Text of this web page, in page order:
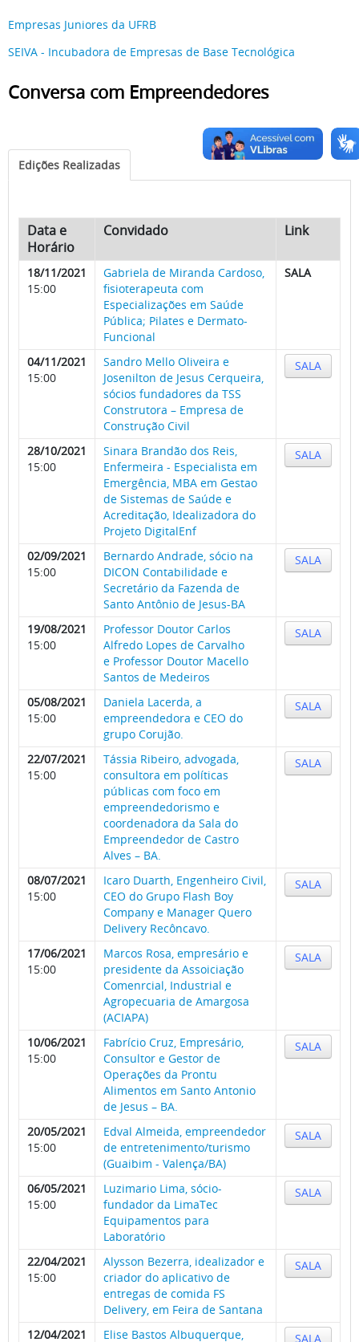
Empresas Juniores da UFRB
SEIVA - Incubadora de Empresas de Base Tecnológica
Conversa com Empreendedores
Edições Realizadas
Data e
Horário
Convidado Link
18/11/2021
15:00
Gabriela de Miranda Cardoso,
fisioterapeuta com
Especializações em Saúde
Pública; Pilates e Dermato-
Funcional
SALA
04/11/2021
15:00
Sandro Mello Oliveira e
Josenilton de Jesus Cerqueira,
sócios fundadores da TSS
Construtora – Empresa de
Construção Civil
SALA
28/10/2021
15:00
Sinara Brandão dos Reis,
Enfermeira - Especialista em
Emergência, MBA em Gestao
de Sistemas de Saúde e
Acreditação, Idealizadora do
Projeto DigitalEnf
SALA
02/09/2021
15:00
Bernardo Andrade, sócio na
DICON Contabilidade e
Secretário da Fazenda de
Santo Antônio de Jesus-BA
SALA
19/08/2021
15:00
Professor Doutor Carlos
Alfredo Lopes de Carvalho
e Professor Doutor Macello
Santos de Medeiros
SALA
05/08/2021
15:00
Daniela Lacerda, a
empreendedora e CEO do
grupo Corujão.
SALA
22/07/2021
15:00
Tássia Ribeiro, advogada,
consultora em políticas
públicas com foco em
empreendedorismo e
coordenadora da Sala do
Empreendedor de Castro
Alves – BA.
SALA
08/07/2021
15:00
Icaro Duarth, Engenheiro Civil,
CEO do Grupo Flash Boy
Company e Manager Quero
Delivery Recôncavo.
SALA
17/06/2021
15:00
Marcos Rosa, empresário e
presidente da Assoiciação
Comenrcial, Industrial e
Agropecuaria de Amargosa
(ACIAPA)
SALA
10/06/2021
15:00
Fabrício Cruz, Empresário,
Consultor e Gestor de
Operações da Prontu
Alimentos em Santo Antonio
de Jesus – BA.
SALA
20/05/2021
15:00
Edval Almeida, empreendedor
de entretenimento/turismo
(Guaibim - Valença/BA)
SALA
06/05/2021
15:00
Luzimario Lima, sócio-
fundador da LimaTec
Equipamentos para
Laboratório
SALA
22/04/2021
15:00
Alysson Bezerra, idealizador e
criador do aplicativo de
entregas de comida FS
Delivery, em Feira de Santana
SALA
12/04/2021
Elise Bastos Albuquerque,
SALA